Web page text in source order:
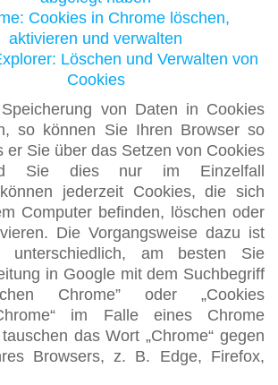
Cookies in Chrome löschen,
aktivieren und verwalten
Löschen und Verwalten von
Cookies
von Daten in Cookies
so können Sie Ihren Browser so
er Sie über das Setzen von Cookies
Sie dies nur im Einzelfall
jederzeit Cookies, die sich
Computer befinden, löschen oder
Die Vorgangsweise dazu ist
unterschiedlich, am besten Sie
in Google mit dem Suchbegriff
Chrome” oder „Cookies
im Falle eines Chrome
das Wort „Chrome“ gegen
Browsers, z. B. Edge, Firefox,